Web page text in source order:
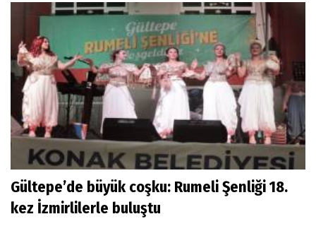
Gültepe’de büyük coşku: Rumeli Şenliği 18.
kez İzmirlilerle buluştu